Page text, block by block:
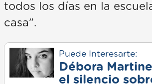
todos los días en la
casa”.
Puede Interesarte:
Débora
el silencio